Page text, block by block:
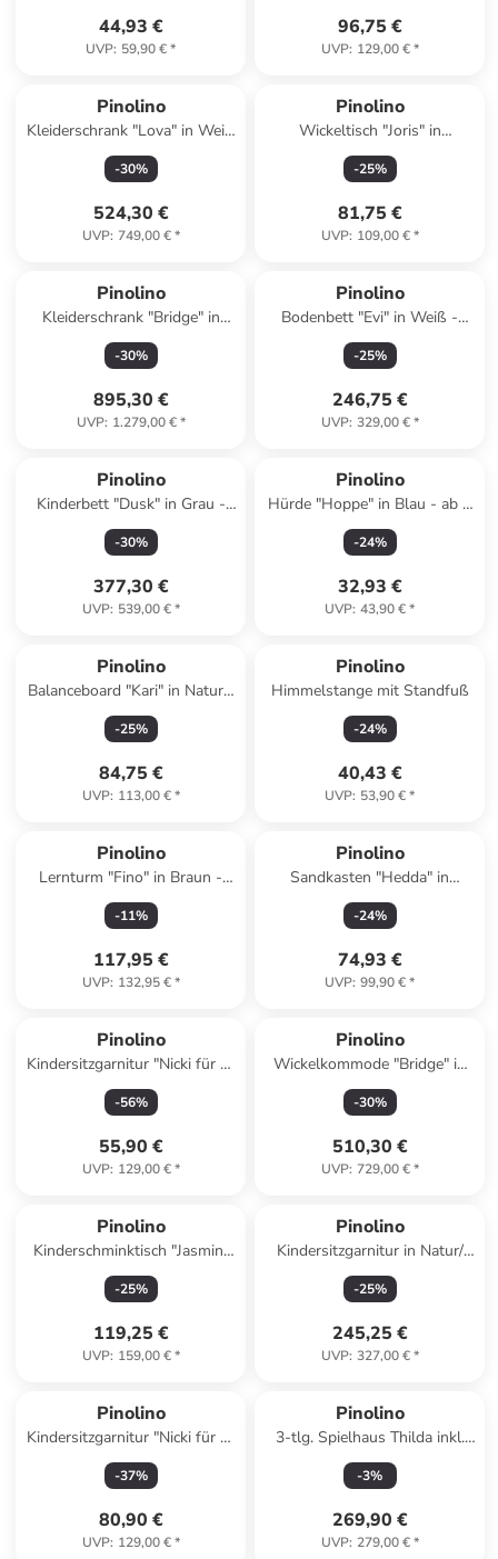
44,93 €
UVP: 59,90 €*
96,75 €
UVP: 129,00 €*
Pinolino
Kleiderschrank "Lova" in Weiß
- (B)146 x (H)190 x (T)54 cm
-30%
524,30 €
UVP: 749,00 €*
Pinolino
Wickeltisch "Joris" in
Hellbraun/ Weiß - (B)55 x
(H)99 x (T)75 cm
-25%
81,75 €
UVP: 109,00 €*
Pinolino
Kleiderschrank "Bridge" in
Weiß - (B)156 x (H)187 x
(T)52 cm
-30%
895,30 €
UVP: 1.279,00 €*
Pinolino
Bodenbett "Evi" in Weiß -
(L)200 x (B)90 x (H)44 cm
-25%
246,75 €
UVP: 329,00 €*
Pinolino
Kinderbett "Dusk" in Grau -
(L)145 x (B)76 x (H)93 cm
-30%
377,30 €
UVP: 539,00 €*
Pinolino
Hürde "Hoppe" in Blau - ab 3
Jahren
-24%
32,93 €
UVP: 43,90 €*
Pinolino
Balanceboard "Kari" in Natur -
ab 18 Monaten
-25%
84,75 €
UVP: 113,00 €*
Pinolino
Himmelstange mit Standfuß
-24%
40,43 €
UVP: 53,90 €*
Pinolino
Lernturm "Fino" in Braun -
(B)40 x (H)85 x (T)47 cm
-11%
117,95 €
UVP: 132,95 €*
Pinolino
Sandkasten "Hedda" in
Hellbraun/ Natur - ab 3 Jahren
-24%
74,93 €
UVP: 99,90 €*
Pinolino
Kindersitzgarnitur "Nicki für 4"
in Weiß - (L)90 x (B)79 x
(H)50 cm
-56%
55,90 €
UVP: 129,00 €*
Pinolino
Wickelkommode "Bridge" in
Weiß - (B)120 x (H)101 x
(T)77 cm
-30%
510,30 €
UVP: 729,00 €*
Pinolino
Kinderschminktisch "Jasmin"
mit Hocker - ab 3 Jahren
-25%
119,25 €
UVP: 159,00 €*
Pinolino
Kindersitzgarnitur in Natur/
Grau - (L)110 x (B)110 x (H)53
cm
-25%
245,25 €
UVP: 327,00 €*
Pinolino
Kindersitzgarnitur "Nicki für 4"
in Natur - (L)90 x (B)105 x
(H)51 cm
-37%
80,90 €
UVP: 129,00 €*
Pinolino
3-tlg. Spielhaus Thilda inkl.
Stoffdach in brown,green
-3%
269,90 €
UVP: 279,00 €*